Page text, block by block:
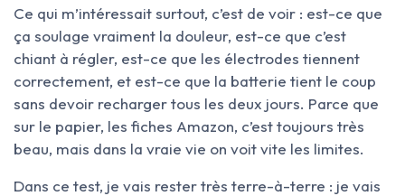
Ce qui m’intéressait surtout, c’est de voir : est-ce que
ça soulage vraiment la douleur, est-ce que c’est
chiant à régler, est-ce que les électrodes tiennent
correctement, et est-ce que la batterie tient le coup
sans devoir recharger tous les deux jours. Parce que
sur le papier, les fiches Amazon, c’est toujours très
beau, mais dans la vraie vie on voit vite les limites.
Dans ce test, je vais rester très terre-à-terre : je vais